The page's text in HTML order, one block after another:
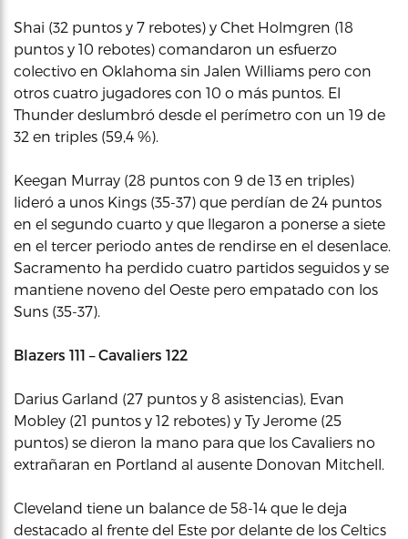
Shai (32 puntos y 7 rebotes) y Chet Holmgren (18
puntos y 10 rebotes) comandaron un esfuerzo
colectivo en Oklahoma sin Jalen Williams pero con
otros cuatro jugadores con 10 o más puntos. El
Thunder deslumbró desde el perímetro con un 19 de
32 en triples (59,4 %).
Keegan Murray (28 puntos con 9 de 13 en triples)
lideró a unos Kings (35-37) que perdían de 24 puntos
en el segundo cuarto y que llegaron a ponerse a siete
en el tercer periodo antes de rendirse en el desenlace.
Sacramento ha perdido cuatro partidos seguidos y se
mantiene noveno del Oeste pero empatado con los
Suns (35-37).
Blazers 111 – Cavaliers 122
Darius Garland (27 puntos y 8 asistencias), Evan
Mobley (21 puntos y 12 rebotes) y Ty Jerome (25
puntos) se dieron la mano para que los Cavaliers no
extrañaran en Portland al ausente Donovan Mitchell.
Cleveland tiene un balance de 58-14 que le deja
destacado al frente del Este por delante de los Celtics